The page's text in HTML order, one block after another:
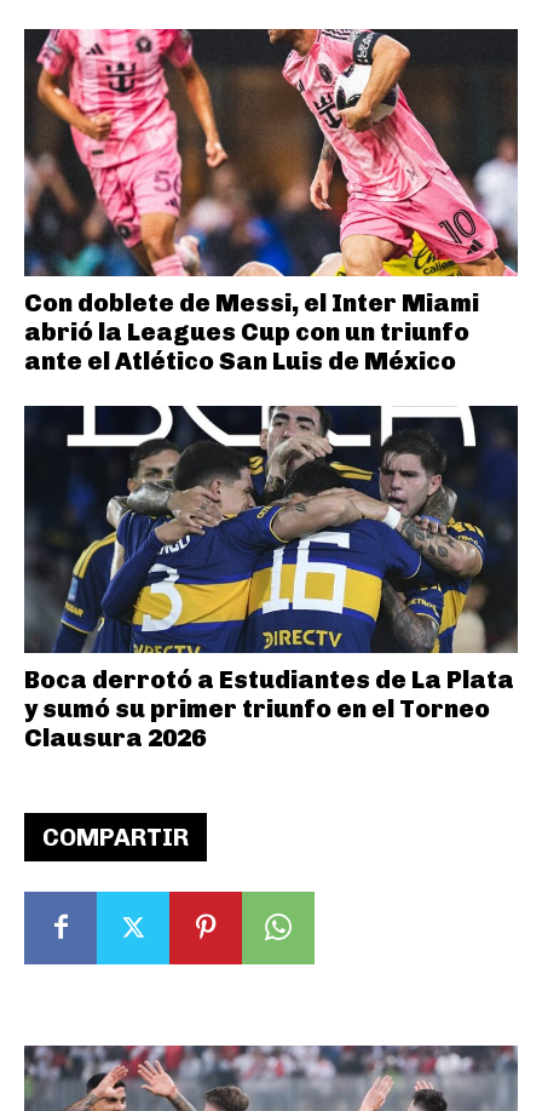
COMPARTIR
Con doblete de Messi, el Inter Miami
abrió la Leagues Cup con un triunfo
ante el Atlético San Luis de México
Boca derrotó a Estudiantes de La Plata
y sumó su primer triunfo en el Torneo
Clausura 2026